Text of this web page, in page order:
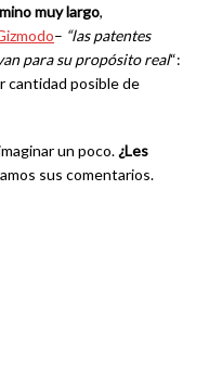
muy largo,
– “las patentes
para su propósito real“:
cantidad posible de
un poco. ¿Les
sus comentarios.